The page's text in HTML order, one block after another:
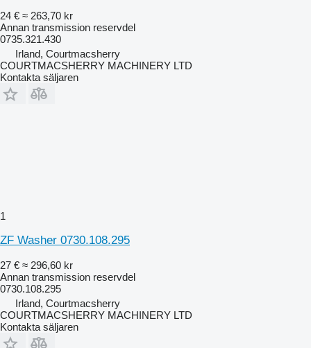
24 € ≈ 263,70 kr
Annan transmission reservdel
0735.321.430
Irland, Courtmacsherry
COURTMACSHERRY MACHINERY LTD
Kontakta säljaren
1
ZF Washer 0730.108.295
27 € ≈ 296,60 kr
Annan transmission reservdel
0730.108.295
Irland, Courtmacsherry
COURTMACSHERRY MACHINERY LTD
Kontakta säljaren